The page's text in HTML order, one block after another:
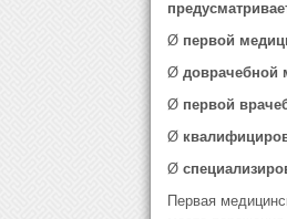
Ø первой
Ø доврачебной
Ø первой
Ø
Ø
Первая